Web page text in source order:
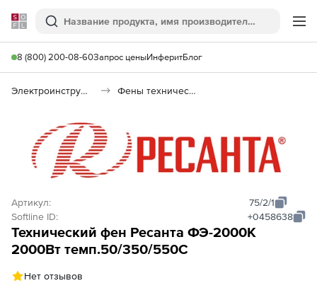
Softline
Поиск
8 (800) 200-08-60Запрос ценыИнферитБлог
Электроинструменты Фены технические
Артикул:
75/2/1
Softline ID:
+0458638
Технический фен Ресанта ФЭ-2000К
2000Вт темп.50/350/550С
Нет отзывов